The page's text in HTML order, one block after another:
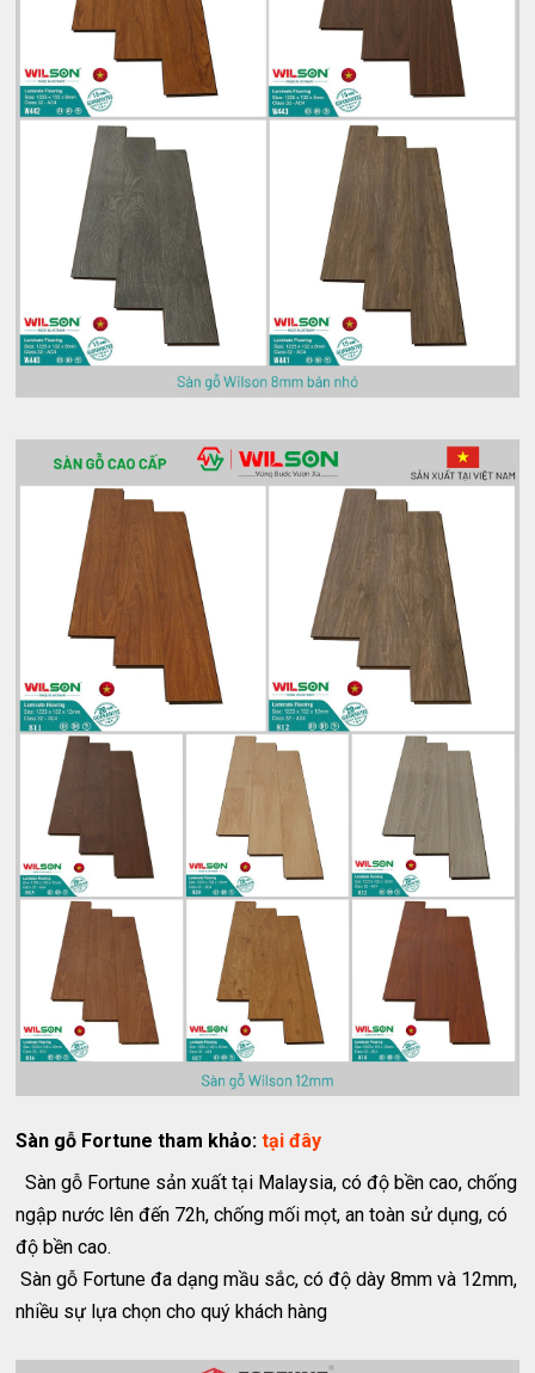
Sàn gỗ Fortune tham khảo: tại đây
Sàn gỗ Fortune sản xuất tại Malaysia, có độ bền cao, chống
ngập nước lên đến 72h, chống mối mọt, an toàn sử dụng, có
độ bền cao.
Sàn gỗ Fortune đa dạng mầu sắc, có độ dày 8mm và 12mm,
nhiều sự lựa chọn cho quý khách hàng